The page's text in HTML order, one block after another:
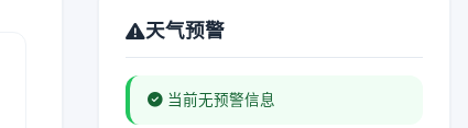
天气预警
当前无预警信息